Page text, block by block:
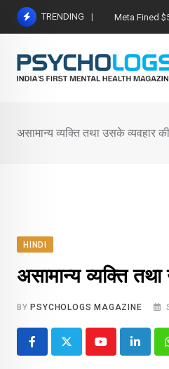
Skip
TRENDING Meta Fined
असामान्य व्यक्ति तथा उसके
HINDI
असामान्य व्यक्ति
BY PSYCHOLOGS MAGAZINE
Youtube